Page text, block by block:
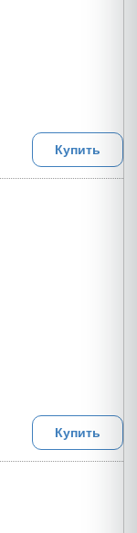
Купить
Купить